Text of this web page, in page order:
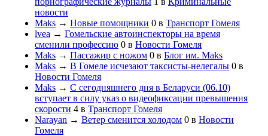
новости
Maks → Новые помощники 0 в Транспорт Гомеля
lvea → Гомельские автоинспекторы на время
сменили профессию 0 в Новости Гомеля
Maks → Пассажир с ножом 0 в Блог им. Maks
Maks → В Гомеле исчезают таксисты-нелегалы 0 в
Новости Гомеля
Maks → С сегодняшнего дня в Беларуси (06.10)
вступает в силу указ о видеофиксации превышения
скорости 4 в Транспорт Гомеля
Narayan → Ветер сменится холодом 0 в Новости
Гомеля